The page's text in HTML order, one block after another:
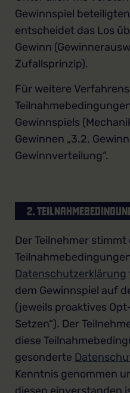
Gewinnspiel
entscheidet das Los
Gewinn
Zufallsprinzip).
Für weitere
Gewinnspiels
Gewinnen „3.2.
Gewinnverteilung“.
2.
Der Teilnehmer stimmt
Datenschutzerklärung
dem Gewinnspiel auf
(jeweils proaktives
Setzen“). Der
diese
gesonderte
Kenntnis genommen